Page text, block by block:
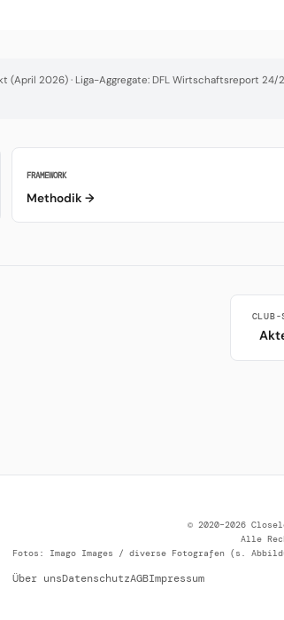
(April 2026) · Liga-Aggregate: DFL Wirtschaftsreport 24/
FRAMEWORK
Methodik →
© 2020–2026
Alle
Fotos: Imago Images / diverse Fotografen (s.
Über unsDatenschutzAGBImpressum